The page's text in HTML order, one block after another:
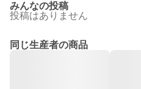
みんなの投稿
投稿はありません
同じ生産者の商品